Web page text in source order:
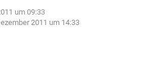
um 09:33
2011 um 14:33